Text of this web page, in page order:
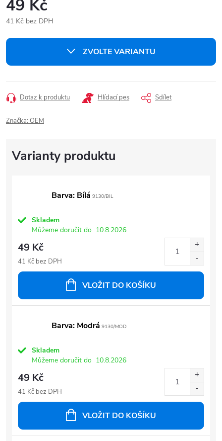
49 Kč
41 Kč bez DPH
cena:
ZVOLTE VARIANTU
Dotaz k produktu Hlídací pes Sdílet
Značka: OEM
Barva: Bílá 9130/BIL
Skladem
Můžeme doručit do 10.8.2026
49 Kč
41 Kč bez DPH
VLOŽIT DO KOŠÍKU
Barva: Modrá 9130/MOD
Skladem
Můžeme doručit do 10.8.2026
49 Kč
41 Kč bez DPH
VLOŽIT DO KOŠÍKU